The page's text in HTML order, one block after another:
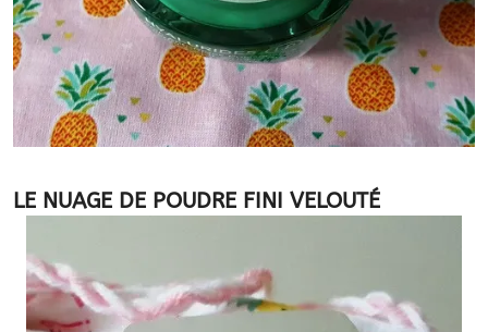
LE NUAGE DE POUDRE FINI VELOUTÉ